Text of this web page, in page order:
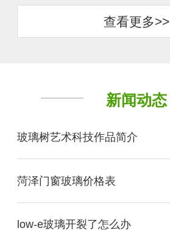
查看更多>>
新闻动态
玻璃树艺术科技作品简介
菏泽门窗玻璃价格表
low-e玻璃开裂了怎么办